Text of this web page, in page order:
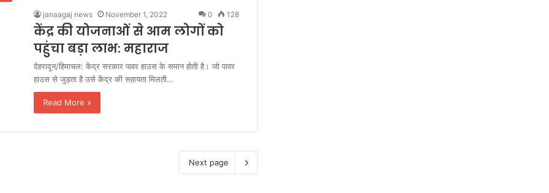
janaagaj news November 1, 2022 0 128
केंद्र की योजनाओं से आम लोगों को
पहुंचा बड़ा लाभ: महाराज
देहरादून/हिमाचल: केंद्र सरकार पावर हाउस के समान होती है। जो पावर
हाउस से जुड़ता है उसे केंद्र की सहायता मिलती…
Read More »
Next page